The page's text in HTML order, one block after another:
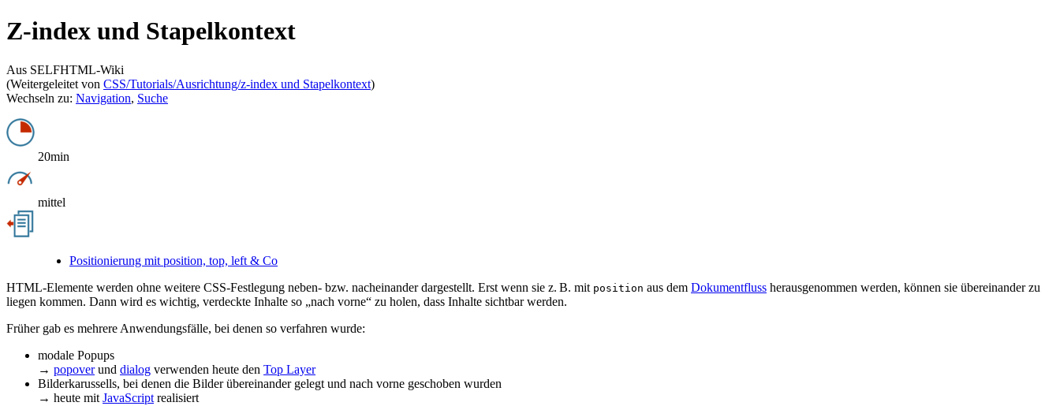
Z-index und Stapelkontext
Aus SELFHTML-Wiki
(Weitergeleitet von CSS/Tutorials/Ausrichtung/z-index und Stapelkontext)
Wechseln zu: Navigation, Suche
20min
mittel
Positionierung mit position, top, left & Co
HTML-Elemente werden ohne weitere CSS-Festlegung neben- bzw. nacheinander dargestellt. Erst wenn sie z. B. mit position aus dem Dokumentfluss herausgenommen werden, können sie übereinander zu
liegen kommen. Dann wird es wichtig, verdeckte Inhalte so „nach vorne“ zu holen, dass Inhalte sichtbar werden.
Früher gab es mehrere Anwendungsfälle, bei denen so verfahren wurde:
modale Popups
→ popoverund dialog verwenden heute den Top Layer
Bilderkarussells, bei denen die Bilder übereinander gelegt und nach vorne geschoben wurden
→ heute mit JavaScript realisiert